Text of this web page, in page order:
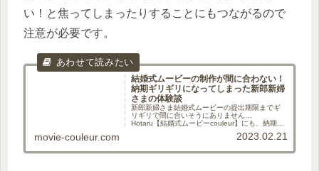
い！と焦ってしまったりすることにもつながるので
注意が必要です。
結婚式ムービーの制作が間に合わない！
納期ギリギリになってしまった新郎新婦
さまの体験談
新郎新婦さま結婚式ムービーの提出期限までギ
リギリで間に合いそうにありません…
Hotaru【結婚式ムービーcouleur】にも、納期ギ
多いです。今回は、結婚式ムービーの制作が納
movie-couleur.com 2023.02.21